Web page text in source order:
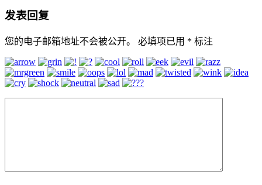
发表回复
您的电子邮箱地址不会被公开。 必填项已用 * 标注